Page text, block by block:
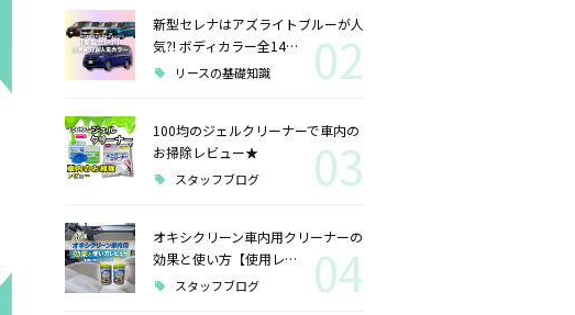
新型セレナはアズライトブルーが人
気?! ボディカラー全14…
リースの基礎知識 02
100均のジェルクリーナーで車内の
お掃除レビュー★
スタッフブログ 03
オキシクリーン車内用クリーナーの
効果と使い方【使用レ…
スタッフブログ 04